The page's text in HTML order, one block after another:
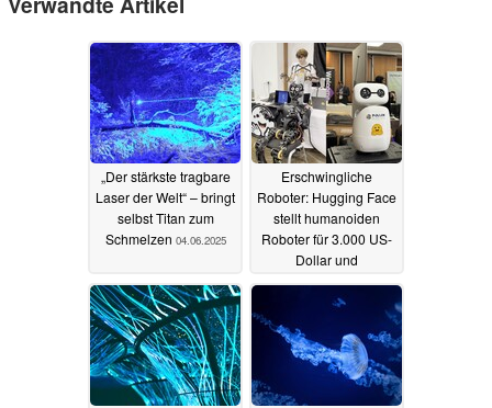
„Der stärkste tragbare
Laser der Welt“ – bringt
selbst Titan zum
Schmelzen 04.06.2025
Erschwingliche
Roboter: Hugging Face
stellt humanoiden
Roboter für 3.000 US-
Dollar und
Tischroboter für 300
US-Dollar vor03.06.2025